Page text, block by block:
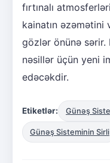
fırtınalı
kainatın
gözlər önünə
nəsillər üçün yeni
edəcəkdir.
Etiketlər: Günəş
Günəş Sisteminin Sirli